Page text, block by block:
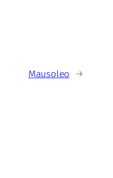
Mausoleo →